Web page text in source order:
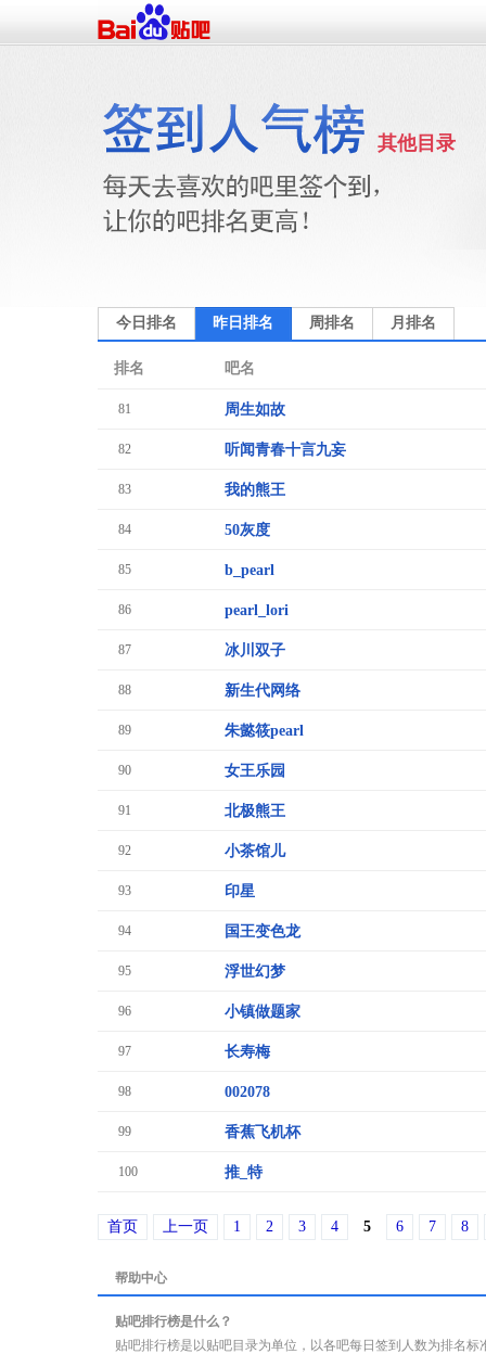
其他目录
今日排名 昨日排名 周排名 月排名
排名 吧名
81 周生如故
82 听闻青春十言九妄
83 我的熊王
84 50灰度
85 b_pearl
86 pearl_lori
87 冰川双子
88 新生代网络
89 朱懿筱pearl
90 女王乐园
91 北极熊王
92 小茶馆儿
93 印星
94 国王变色龙
95 浮世幻梦
96 小镇做题家
97 长寿梅
98 002078
99 香蕉飞机杯
100 推_特
首页 上一页 1 2 3 4 5 6 7 8
帮助中心
贴吧排行榜是什么？
贴吧排行榜是以贴吧目录为单位，以各吧每日签到人数为排名